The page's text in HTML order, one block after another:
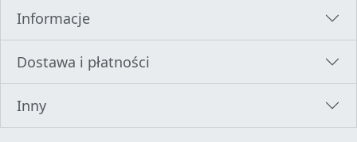
Informacje
Dostawa i płatności
Inny